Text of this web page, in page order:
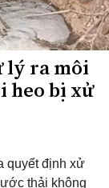
lý ra môi
heo bị xử
quyết định xử
thải không